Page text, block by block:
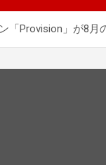
「Provision」が8月